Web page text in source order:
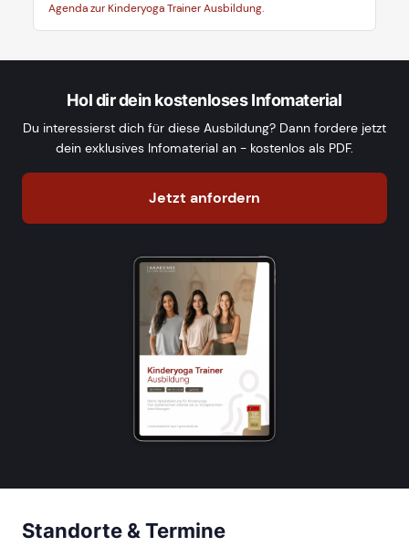
Agenda zur Kinderyoga Trainer Ausbildung.
Hol dir dein kostenloses Infomaterial
Du interessierst dich für diese Ausbildung? Dann fordere jetzt
dein exklusives Infomaterial an - kostenlos als PDF.
Jetzt anfordern
Standorte & Termine